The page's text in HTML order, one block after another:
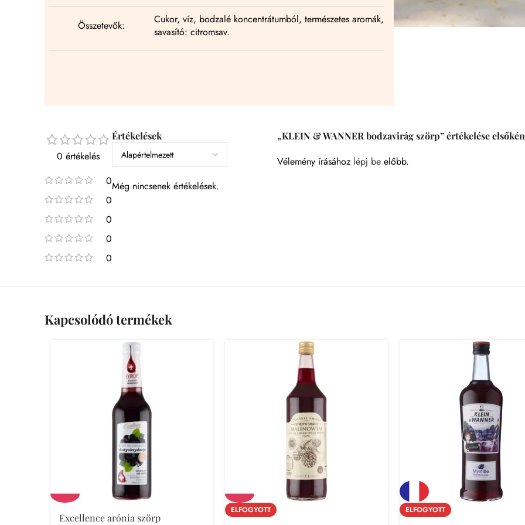
Összetevők:
Cukor, víz, bodzalé koncentrátumból, természetes aromák,
savasító: citromsav.
0 értékelés
0
0
0
0
0
Értékelések
Még nincsenek értékelések.
„KLEIN & WANNER bodzavirág szörp” értékelése
Vélemény írásához lépj be előbb.
Kapcsolódó termékek
Excellence arónia szörp
ELFOGYOTT ELFOGYOTT